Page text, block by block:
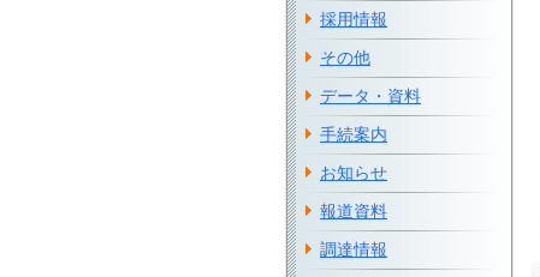
採用情報
その他
データ・資料
手続案内
お知らせ
報道資料
調達情報